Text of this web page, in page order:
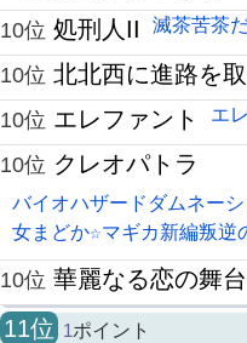
10位 処刑人II 滅茶苦茶
10位 北北西に進路を
10位 エレファント エ
10位 クレオパトラ
バイオハザードダムネー
女まどか☆マギカ新編叛逆
10位 華麗なる恋の舞
11位 1ポイント